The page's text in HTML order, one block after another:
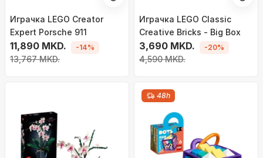
Играчка LEGO Creator
Expert Porsche 911
11,890 MKD.
13,767 MKD.
-14%
Играчка LEGO Classic
Creative Bricks - Big Box
3,690 MKD.
4,590 MKD.
-20%
48h